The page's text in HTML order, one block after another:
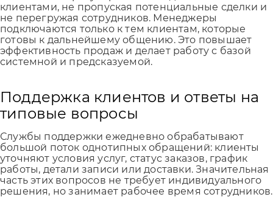
клиентами, не пропуская потенциальные сделки и
не перегружая сотрудников. Менеджеры
подключаются только к тем клиентам, которые
готовы к дальнейшему общению. Это повышает
эффективность продаж и делает работу с базой
системной и предсказуемой.
Поддержка клиентов и ответы на
типовые вопросы
Службы поддержки ежедневно обрабатывают
большой поток однотипных обращений: клиенты
уточняют условия услуг, статус заказов, график
работы, детали записи или доставки. Значительная
часть этих вопросов не требует индивидуального
решения, но занимает рабочее время сотрудников.